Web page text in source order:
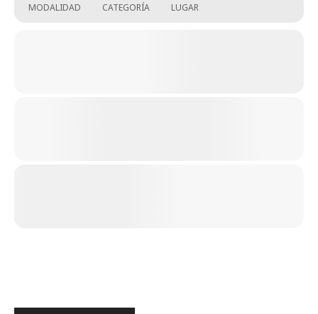
MODALIDAD CATEGORÍA LUGAR